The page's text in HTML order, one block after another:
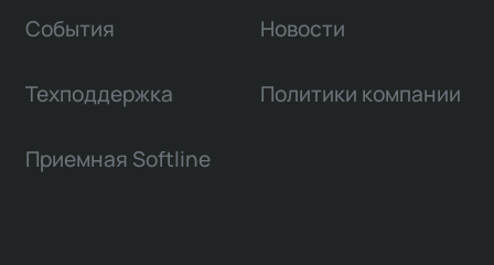
События Новости
Техподдержка Политики компании
Приемная Softline